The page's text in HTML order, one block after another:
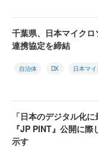
千葉県、日本マイク
連携協定を締結
自治体 DX 日本マ
「日本のデジタル化
『JP PINT』公開に
示す